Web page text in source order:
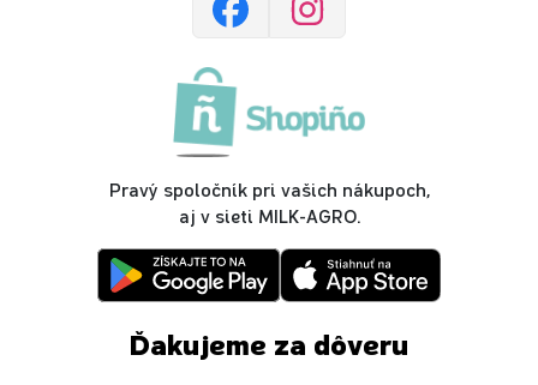
Pravý spoločník pri vašich nákupoch,
aj v sieti MILK-AGRO.
Ďakujeme za dôveru